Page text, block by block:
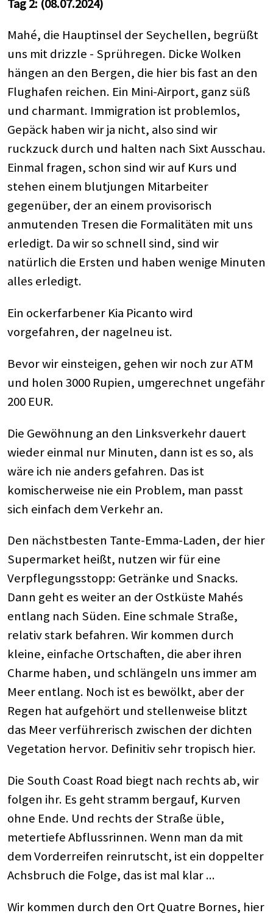
Tag 2: (08.07.2024)
Mahé, die Hauptinsel der Seychellen, begrüßt
uns mit drizzle - Sprühregen. Dicke Wolken
hängen an den Bergen, die hier bis fast an den
Flughafen reichen. Ein Mini-Airport, ganz süß
und charmant. Immigration ist problemlos,
Gepäck haben wir ja nicht, also sind wir
ruckzuck durch und halten nach Sixt Ausschau.
Einmal fragen, schon sind wir auf Kurs und
stehen einem blutjungen Mitarbeiter
gegenüber, der an einem provisorisch
anmutenden Tresen die Formalitäten mit uns
erledigt. Da wir so schnell sind, sind wir
natürlich die Ersten und haben wenige Minuten
alles erledigt.
Ein ockerfarbener Kia Picanto wird
vorgefahren, der nagelneu ist.
Bevor wir einsteigen, gehen wir noch zur ATM
und holen 3000 Rupien, umgerechnet ungefähr
200 EUR.
Die Gewöhnung an den Linksverkehr dauert
wieder einmal nur Minuten, dann ist es so, als
wäre ich nie anders gefahren. Das ist
komischerweise nie ein Problem, man passt
sich einfach dem Verkehr an.
Den nächstbesten Tante-Emma-Laden, der hier
Supermarket heißt, nutzen wir für eine
Verpflegungsstopp: Getränke und Snacks.
Dann geht es weiter an der Ostküste Mahés
entlang nach Süden. Eine schmale Straße,
relativ stark befahren. Wir kommen durch
kleine, einfache Ortschaften, die aber ihren
Charme haben, und schlängeln uns immer am
Meer entlang. Noch ist es bewölkt, aber der
Regen hat aufgehört und stellenweise blitzt
das Meer verführerisch zwischen der dichten
Vegetation hervor. Definitiv sehr tropisch hier.
Die South Coast Road biegt nach rechts ab, wir
folgen ihr. Es geht stramm bergauf, Kurven
ohne Ende. Und rechts der Straße üble,
metertiefe Abflussrinnen. Wenn man da mit
dem Vorderreifen reinrutscht, ist ein doppelter
Achsbruch die Folge, das ist mal klar ...
Wir kommen durch den Ort Quatre Bornes, hier